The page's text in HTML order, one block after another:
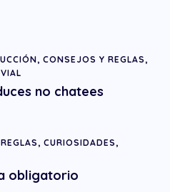
, CONSEJOS Y REGLAS ,
no chatees
, CURIOSIDADES,
obligatorio